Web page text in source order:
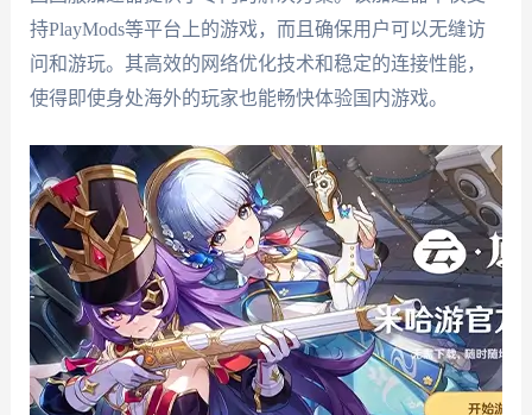
持PlayMods等平台上的游戏，而且确保用户可以无缝访
问和游玩。其高效的网络优化技术和稳定的连接性能，
使得即使身处海外的玩家也能畅快体验国内游戏。